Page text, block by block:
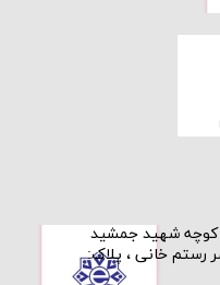
کوچه شهید جمشید
رستم خانی ، پلاک: